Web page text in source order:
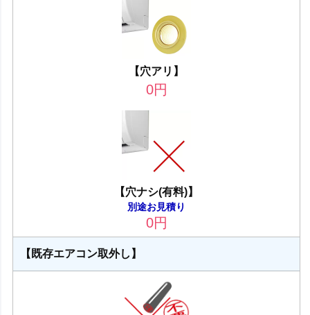
【穴アリ】
0円
【穴ナシ(有料)】
別途お見積り
0円
【既存エアコン取外し】